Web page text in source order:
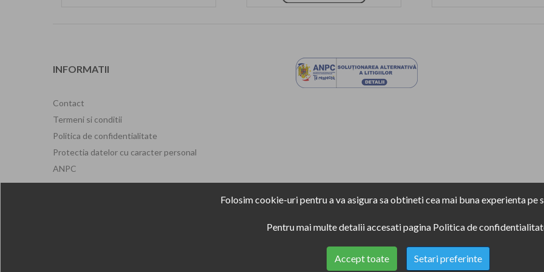
Folosim cookie-uri pentru a va asigura sa obtineti cea mai buna experienta pe
Pentru mai multe detalii accesati pagina Politica de
Accept toate Setari preferinte
INFORMATII
Contact
Termeni si conditii
Politica de confidentialitate
Protectia datelor cu caracter personal
ANPC
ANPM
2021Electronic Plus. Toate drepturile rezervate.